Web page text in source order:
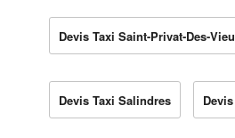
Devis Taxi Saint-Privat-Des-
Devis Taxi Salindres